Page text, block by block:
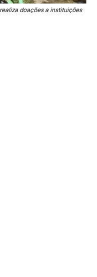
doações a instituições